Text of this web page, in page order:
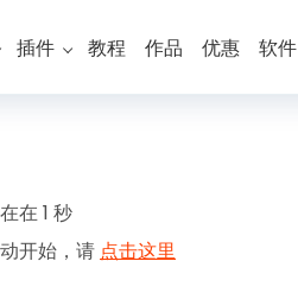
插件 教程 作品 优惠 软件
在1 秒
开始，请 点击这里